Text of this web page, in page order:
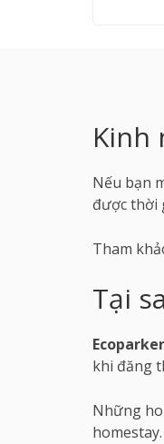
Kinh
Nếu bạn
được thời
Tham
Tại
Ecoparker
khi đăng
Những
homestay.